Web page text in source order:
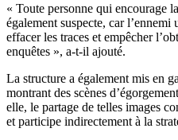
« Toute personne qui encourage
également suspecte, car
effacer les traces et empêcher
enquêtes », a-t-il ajouté.
La structure a également mis en
montrant des scènes
elle, le partage de telles images
et participe indirectement à la